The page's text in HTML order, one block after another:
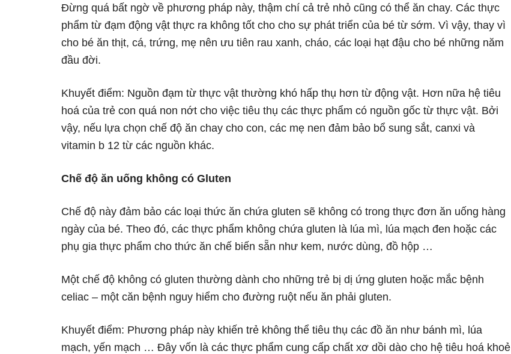
Đừng quá bất ngờ về phương pháp này, thậm chí cả trẻ nhỏ cũng có thể ăn chay. Các thực
phẩm từ đạm động vật thực ra không tốt cho cho sự phát triển của bé từ sớm. Vì vậy, thay vì
cho bé ăn thịt, cá, trứng, mẹ nên ưu tiên rau xanh, cháo, các loại hạt đậu cho bé những năm
đầu đời.
Khuyết điểm: Nguồn đạm từ thực vật thường khó hấp thụ hơn từ động vật. Hơn nữa hệ tiêu
hoá của trẻ con quá non nớt cho việc tiêu thụ các thực phẩm có nguồn gốc từ thực vật. Bởi
vậy, nếu lựa chọn chế độ ăn chay cho con, các mẹ nen đảm bảo bổ sung sắt, canxi và
vitamin b 12 từ các nguồn khác.
Chế độ ăn uống không có Gluten
Chế độ này đảm bảo các loại thức ăn chứa gluten sẽ không có trong thực đơn ăn uống hàng
ngày của bé. Theo đó, các thực phẩm không chứa gluten là lúa mì, lúa mạch đen hoặc các
phụ gia thực phẩm cho thức ăn chế biến sẵn như kem, nước dùng, đồ hộp …
Một chế độ không có gluten thường dành cho những trẻ bị dị ứng gluten hoặc mắc bệnh
celiac – một căn bệnh nguy hiểm cho đường ruột nếu ăn phải gluten.
Khuyết điểm: Phương pháp này khiến trẻ không thể tiêu thụ các đồ ăn như bánh mì, lúa
mạch, yến mạch … Đây vốn là các thực phẩm cung cấp chất xơ dồi dào cho hệ tiêu hoá khoẻ